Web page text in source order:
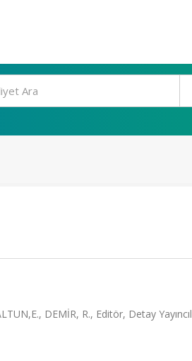
DEMİR, R., Editör, Detay